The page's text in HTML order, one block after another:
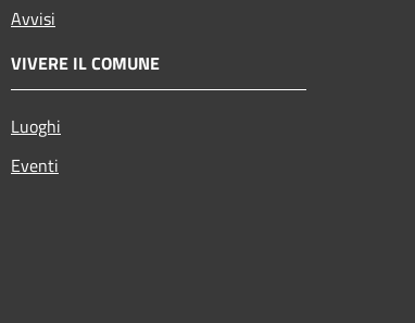
Avvisi
VIVERE IL COMUNE
Luoghi
Eventi